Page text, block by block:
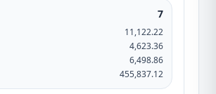
7
11,122.22
4,623.36
6,498.86
455,837.12